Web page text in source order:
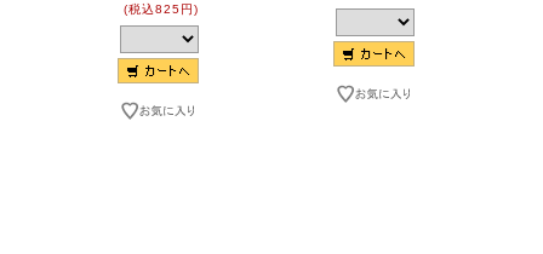
(税込825円)